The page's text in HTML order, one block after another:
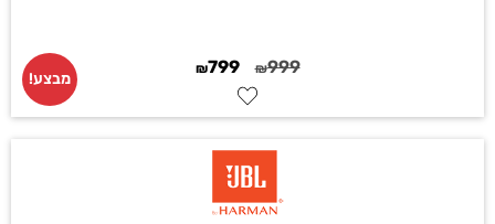
₪999
₪799
מבצע!